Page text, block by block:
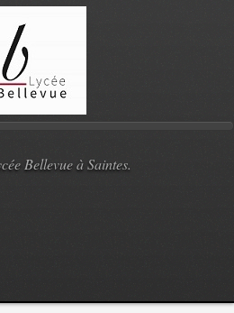
Bellevue à Saintes.